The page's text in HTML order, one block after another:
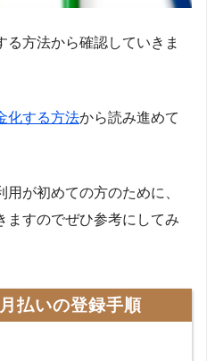
る方法から確認していきま
化する方法から読み進めて
が初めての方のために、
ますのでぜひ参考にしてみ
払いの登録手順